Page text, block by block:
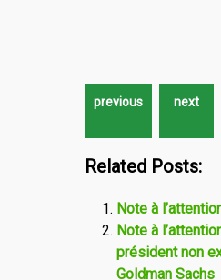
Related Posts:
Note à
Note à
président non
Goldman Sachs